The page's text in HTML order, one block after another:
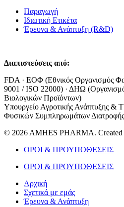
Παραγωγή
Ιδιωτική Ετικέτα
Έρευνα & Ανάπτυξη (R&D)
Διαπιστεύσεις από:
FDA · ΕΟΦ (Εθνικός Οργανισμός
9001 / ISO 22000) · ΔΗΩ
Βιολογικών Προϊόντων)
Υπουργείο Αγροτικής Ανάπτυξης &
Φυσικών Συμπληρωμάτων Διατροφής
© 2026 AMHES PHARMA. Created
ΟΡΟΙ & ΠΡΟΥΠΟΘΕΣΕΙΣ
ΟΡΟΙ & ΠΡΟΥΠΟΘΕΣΕΙΣ
Αρχική
Σχετικά με εμάς
Έρευνα & Ανάπτυξη